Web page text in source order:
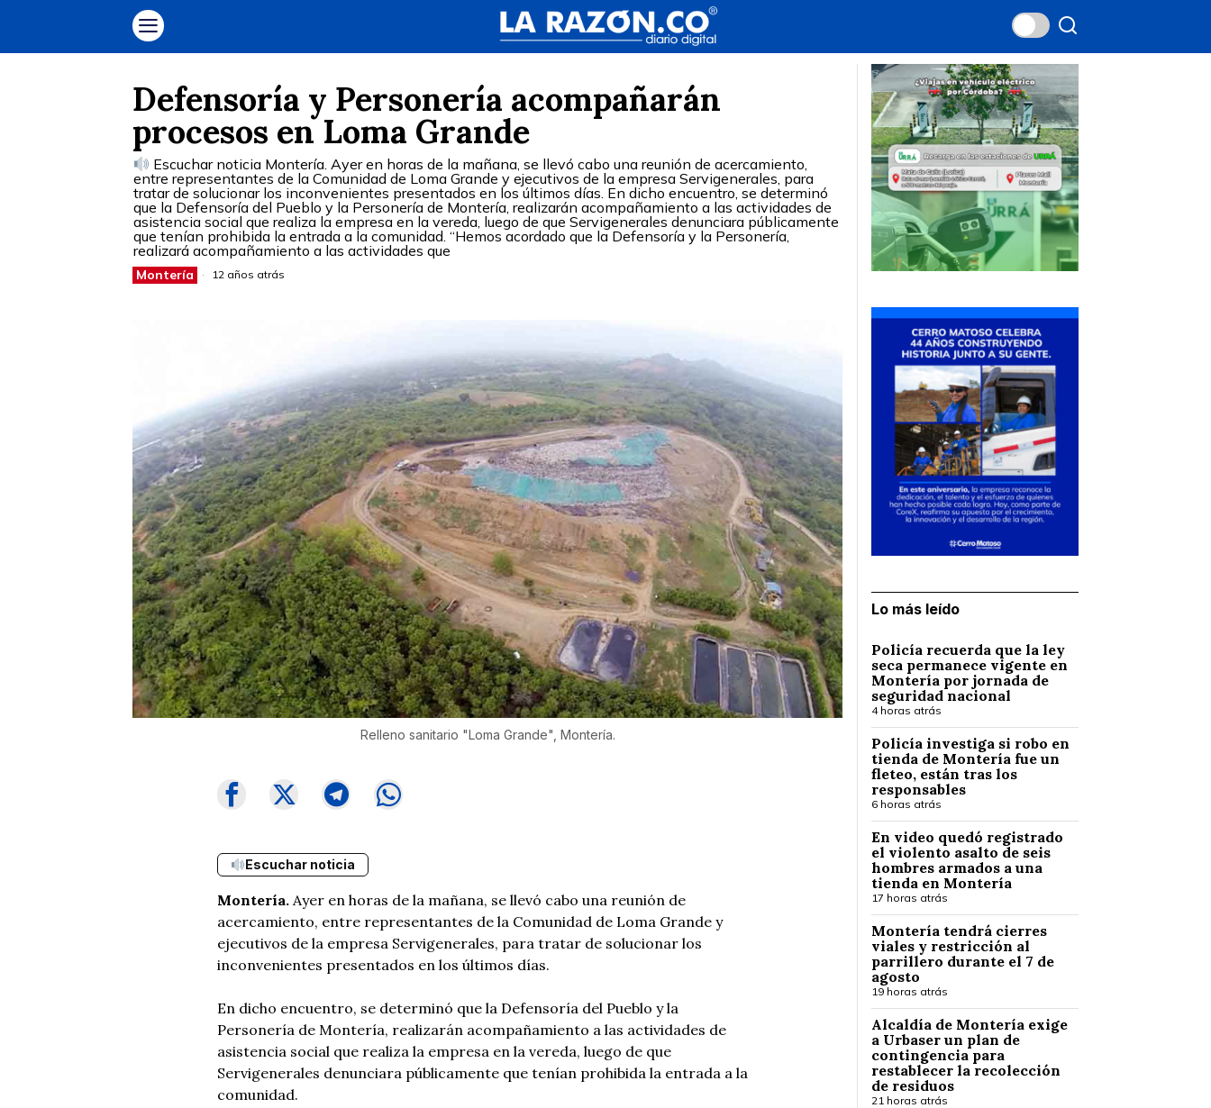
Defensoría y Personería acompañarán
procesos en Loma Grande
Escuchar noticia Montería. Ayer en horas de la mañana, se llevó cabo una reunión de acercamiento,
entre representantes de la Comunidad de Loma Grande y ejecutivos de la empresa Servigenerales, para
tratar de solucionar los inconvenientes presentados en los últimos días. En dicho encuentro, se determinó
que la Defensoría del Pueblo y la Personería de Montería, realizarán acompañamiento a las actividades de
asistencia social que realiza la empresa en la vereda, luego de que Servigenerales denunciara públicamente
que tenían prohibida la entrada a la comunidad. “Hemos acordado que la Defensoría y la Personería,
realizará acompañamiento a las actividades que
Montería 12 años atrás
Relleno sanitario "Loma Grande", Montería.
Escuchar noticia
Montería. Ayer en horas de la mañana, se llevó cabo una reunión de
acercamiento, entre representantes de la Comunidad de Loma Grande y
ejecutivos de la empresa Servigenerales, para tratar de solucionar los
inconvenientes presentados en los últimos días.
En dicho encuentro, se determinó que la Defensoría del Pueblo y la
Personería de Montería, realizarán acompañamiento a las actividades de
asistencia social que realiza la empresa en la vereda, luego de que
Servigenerales denunciara públicamente que tenían prohibida la entrada a la
comunidad.
Lo más leído
Policía recuerda que la ley
seca permanece vigente en
Montería por jornada de
seguridad nacional
4 horas atrás
Policía investiga si robo en
tienda de Montería fue un
fleteo, están tras los
responsables
6 horas atrás
En video quedó registrado
el violento asalto de seis
hombres armados a una
tienda en Montería
17 horas atrás
Montería tendrá cierres
viales y restricción al
parrillero durante el 7 de
agosto
19 horas atrás
Alcaldía de Montería exige
a Urbaser un plan de
contingencia para
restablecer la recolección
de residuos
21 horas atrás